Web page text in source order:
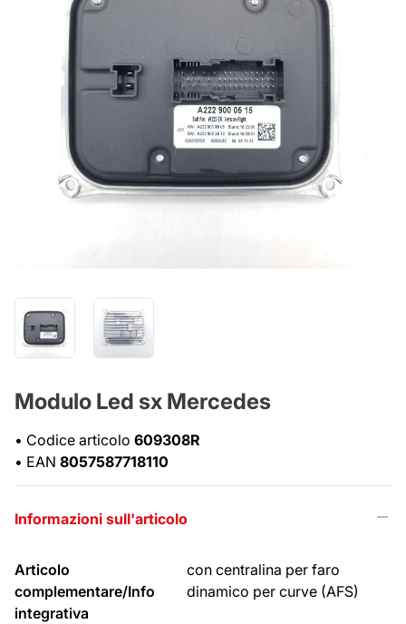
Modulo Led sx Mercedes
• Codice articolo 609308R
• EAN 8057587718110
Informazioni sull'articolo
Articolo
complementare/Info
integrativa
con centralina per faro
dinamico per curve (AFS)